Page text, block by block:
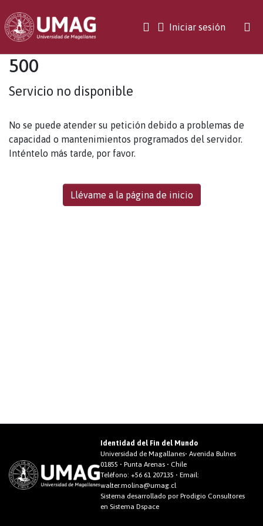
Iniciar sesión(current)
500
Servicio no disponible
No se puede atender su petición debido a problemas de
capacidad o mantenimientos programados del servidor.
Inténtelo más tarde, por favor.
Llévame a la página de inicio
Identidad del Fin del Mundo
Universidad de Magallanes• Avenida Bulnes
01855 • Punta Arenas • Chile
Teléfono:+56 61 207135 • Email:
walter.molina@umag.cl
Sistema desarrollado por Prodigio Consultores
en Sistema Dspace